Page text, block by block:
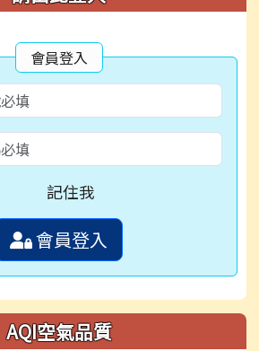
會員登入
記住我
會員登入
AQI空氣品質